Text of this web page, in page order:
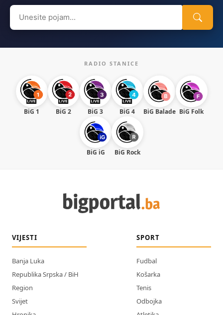
Search
for:
RADIO STANICE
BiG 1 BiG 2 BiG 3 BiG 4 BiG Balade BiG Folk
BiG iG BiG Rock
VIJESTI
Banja Luka
Republika Srpska / BiH
Region
Svijet
SPORT
Fudbal
Košarka
Tenis
Odbojka